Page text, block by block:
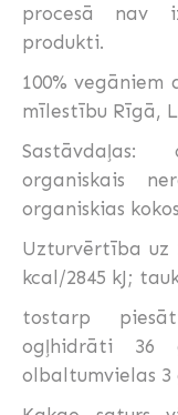
procesā nav
produkti.
100% vegāniem
mīlestību Rīgā,
Sastāvdaļas:
organiskais
organiskias
Uzturvērtība uz
kcal/2845 kJ;
tostarp
ogļhidrāti 36
olbaltumvielas 3